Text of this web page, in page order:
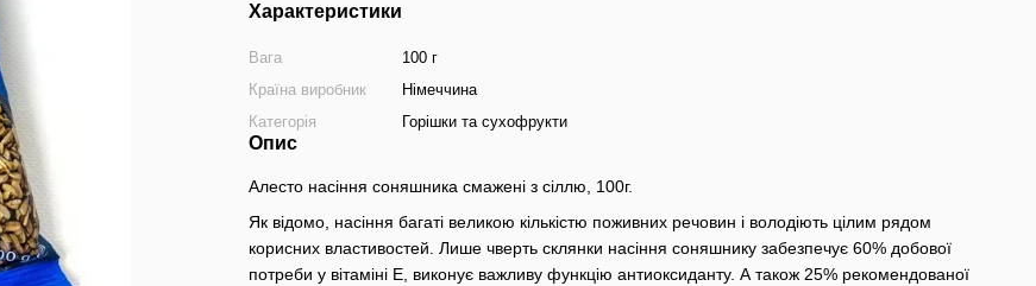
Характеристики
Вага
100 г
Країна виробник
Німеччина
Категорія
Горішки та сухофрукти
Опис
Алесто насіння соняшника смажені з сіллю, 100г.
Як відомо, насіння багаті великою кількістю поживних речовин і володіють цілим рядом
корисних властивостей. Лише чверть склянки насіння соняшнику забезпечує 60% добової
потреби у вітаміні Е, виконує важливу функцію антиоксиданту. А також 25% рекомендованої